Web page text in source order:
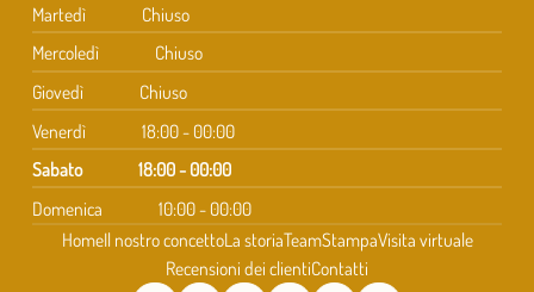
Martedì
Chiuso
Mercoledì
Chiuso
Giovedì
Chiuso
Venerdì
18:00 - 00:00
Sabato
18:00 - 00:00
Domenica
10:00 - 00:00
HomeIl nostro concettoLa storiaTeamStampaVisita virtuale
Recensioni dei clientiContatti